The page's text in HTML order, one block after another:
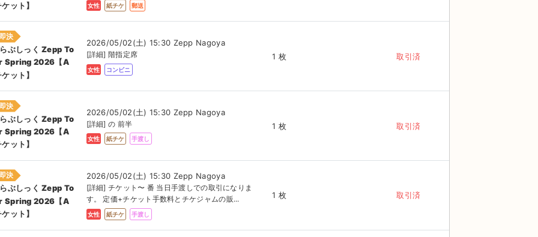
ット】
女性 紙チケ 郵送
決
ぶしっく Zepp To
Spring 2026【A
ット】
2026/05/02(土) 15:30 Zepp Nagoya
[詳細] 階指定席
女性 コンビニ
1 枚 取引済
決
ぶしっく Zepp To
Spring 2026【A
ット】
2026/05/02(土) 15:30 Zepp Nagoya
[詳細] の 前半
女性 紙チケ 手渡し
1 枚 取引済
決
ぶしっく Zepp To
Spring 2026【A
ット】
2026/05/02(土) 15:30 Zepp Nagoya
[詳細] チケット〜 番 当日手渡しでの取引になりま
す。 定価+チケット手数料とチケジャムの販...
女性 紙チケ 手渡し
1 枚 取引済